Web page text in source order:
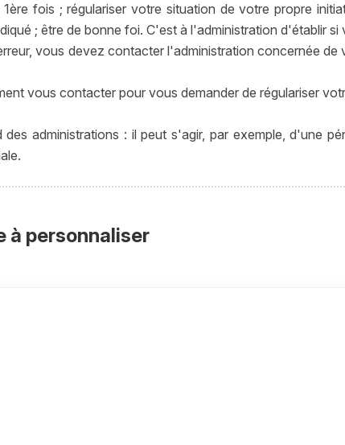
fois ; régulariser votre situation de votre propre
; être de bonne foi. C'est à l'administration d'établir si
vous devez contacter l'administration concernée de
vous contacter pour vous demander de régulariser
administrations : il peut s'agir, par exemple, d'une
à personnaliser